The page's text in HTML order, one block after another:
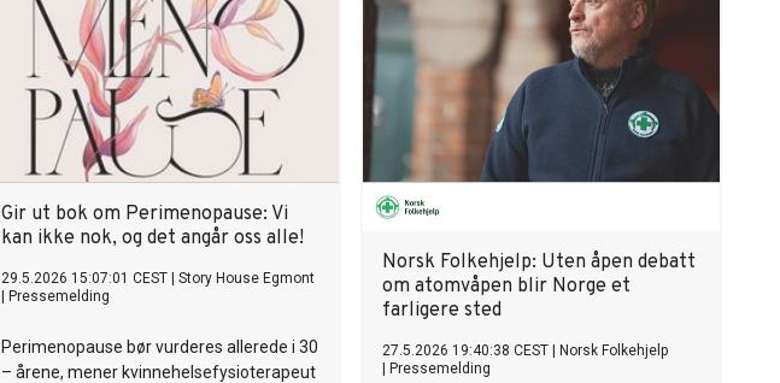
Gir ut bok om Perimenopause: Vi
kan ikke nok, og det angår oss alle!
29.5.2026 15:07:01 CEST
Story House Egmont
Pressemelding
Perimenopause bør vurderes allerede i 30
– årene, mener kvinnehelsefysioterapeut
Norsk Folkehjelp: Uten åpen debatt
om atomvåpen blir Norge et
farligere sted
27.5.2026 19:40:38 CEST
Norsk Folkehjelp
Pressemelding